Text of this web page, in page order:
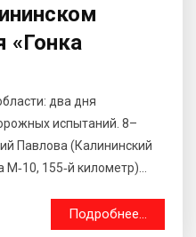
«Гонка
два дня
испытаний. 8–
Павлова (Калининский
155‑й километр)...
Подробнее...